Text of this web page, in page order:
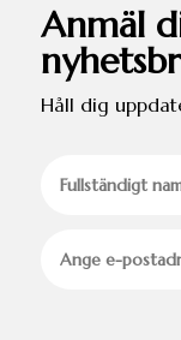
Anmäl
Håll dig